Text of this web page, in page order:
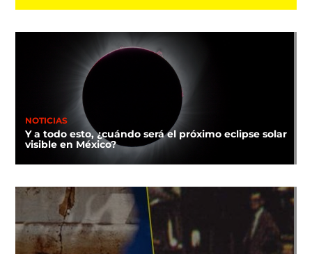
NOTICIAS
Y a todo esto, ¿cuándo será el próximo eclipse solar
visible en México?